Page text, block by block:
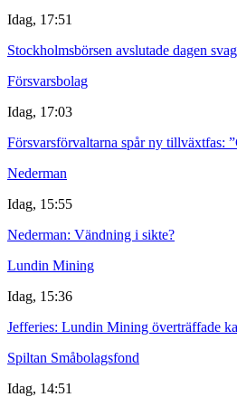
Idag, 17:51
Stockholmsbörsen avslutade dagen
Försvarsbolag
Idag, 17:03
Försvarsförvaltarna spår ny tillväxtfas:
Nederman
Idag, 15:55
Nederman: Vändning i sikte?
Lundin Mining
Idag, 15:36
Jefferies: Lundin Mining överträffade
Spiltan Småbolagsfond
Idag, 14:51